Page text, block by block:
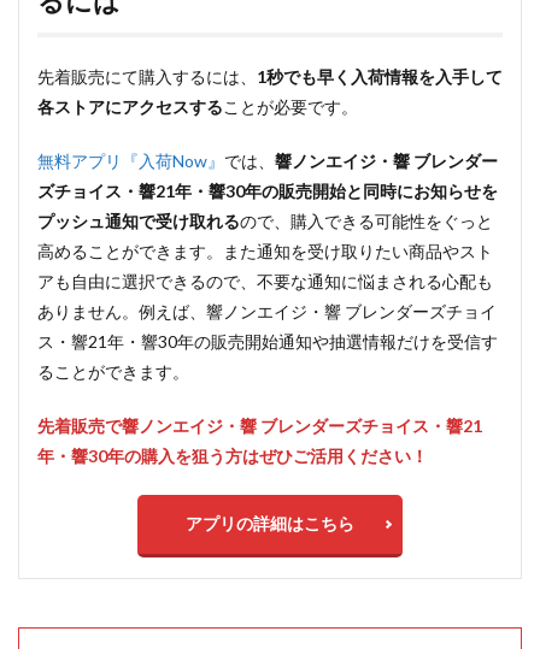
先着販売にて購入するには、 1秒でも早く入荷情報を入手して
各ストアにアクセスすることが必要です。
無料アプリ『入荷Now』 では、響ノンエイジ・響 ブレンダー
ズチョイス・響21年・響30年の販売開始と同時にお知らせを
プッシュ通知で受け取れるので、購入できる可能性をぐっと
高めることができます。また通知を受け取りたい商品やスト
アも自由に選択できるので、不要な通知に悩まされる心配も
ありません。例えば、響ノンエイジ・響 ブレンダーズチョイ
ス・響21年・響30年の販売開始通知や抽選情報だけを受信す
ることができます。
先着販売で響ノンエイジ・響 ブレンダーズチョイス・響21
年・響30年の購入を狙う方はぜひご活用ください！
アプリの詳細はこちら